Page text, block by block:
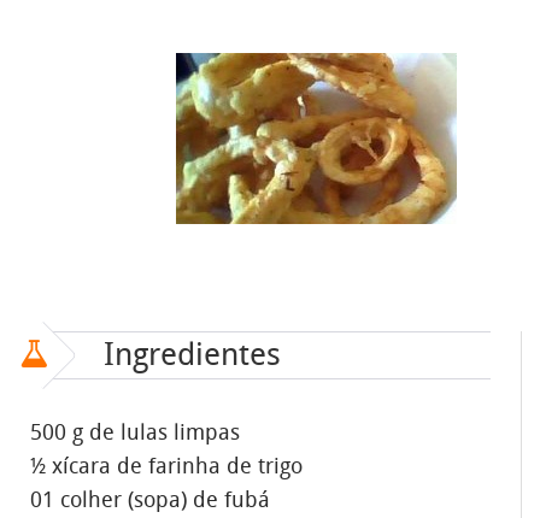
Ingredientes
500 g de lulas limpas
½ xícara de farinha de trigo
01 colher (sopa) de fubá